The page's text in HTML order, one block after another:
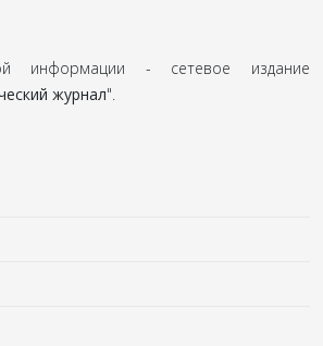
информации - сетевое издание
журнал".